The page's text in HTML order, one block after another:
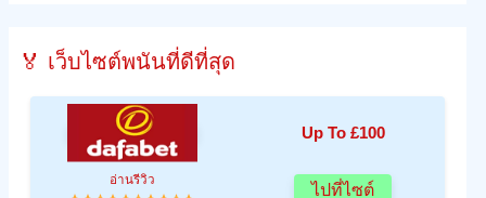
🏅 เว็บไซต์พนันที่ดีที่สุด
Up To £100
อ่านรีวิว
ไปที่ไซต์